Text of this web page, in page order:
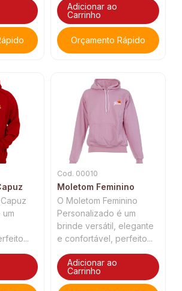
Adicionar ao
Carrinho
Orçamento Rápido
Cod. 00010
Moletom Feminino
O Moletom Feminino
Personalizado é um
brinde versátil, elegante
e confortável, perfeito...
Adicionar ao
Carrinho